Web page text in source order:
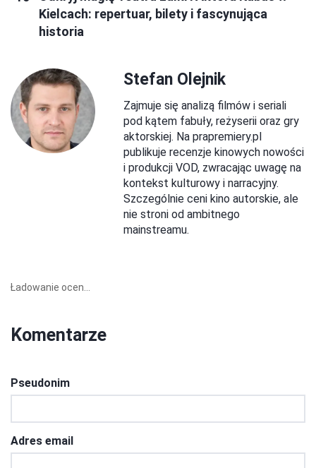
Kielcach: repertuar, bilety i fascynująca
historia
Stefan Olejnik
Zajmuje się analizą filmów i seriali
pod kątem fabuły, reżyserii oraz gry
aktorskiej. Na prapremiery.pl
publikuje recenzje kinowych nowości
i produkcji VOD, zwracając uwagę na
kontekst kulturowy i narracyjny.
Szczególnie ceni kino autorskie, ale
nie stroni od ambitnego
mainstreamu.
Ładowanie ocen...
Komentarze
Pseudonim
Adres email